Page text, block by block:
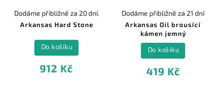
Arkansas Hard Stone
Dodáme přibližně za 20 dní.
912 Kč
Do košíku
Arkansas Oil brousící
kámen jemný
Dodáme přibližně za 21 dní
419 Kč
Do košíku